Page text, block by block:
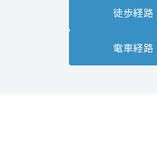
徒歩経路
電車経路